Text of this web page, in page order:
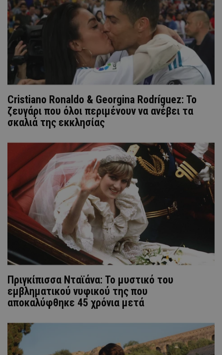
Cristiano Ronaldo & Georgina Rodríguez: Το
ζευγάρι που όλοι περιμένουν να ανέβει τα
σκαλιά της εκκλησίας
Πριγκίπισσα Νταϊάνα: Το μυστικό του
εμβληματικού νυφικού της που
αποκαλύφθηκε 45 χρόνια μετά